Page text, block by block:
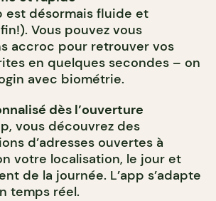
est désormais fluide et
Vous pouvez vous
accroc pour retrouver vos
en quelques secondes – on
avec biométrie.
dès l’ouverture
vous découvrez des
d’adresses ouvertes à
votre localisation, le jour et
de la journée. L’app s’adapte
temps réel.